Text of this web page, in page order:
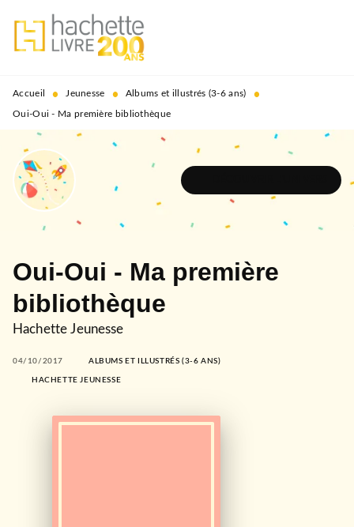
MENU RECHERCHE
PIED DE PAGE
Accueil • Jeunesse • Albums et illustrés (3-6 ans) •
Oui-Oui - Ma première bibliothèque
Oui-Oui - Ma première
bibliothèque
Hachette Jeunesse
04/10/2017 ALBUMS ET ILLUSTRÉS (3-6 ANS)
HACHETTE JEUNESSE